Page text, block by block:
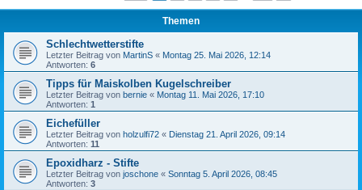
Themen
Schlechtwetterstifte
Letzter Beitrag von MartinS « Montag 25. Mai 2026, 12:14
Antworten: 6
Tipps für Maiskolben Kugelschreiber
Letzter Beitrag von bernie « Montag 11. Mai 2026, 17:10
Antworten: 1
Eichefüller
Letzter Beitrag von holzulfi72 « Dienstag 21. April 2026, 09:14
Antworten: 11
Epoxidharz - Stifte
Letzter Beitrag von joschone « Sonntag 5. April 2026, 08:45
Antworten: 3